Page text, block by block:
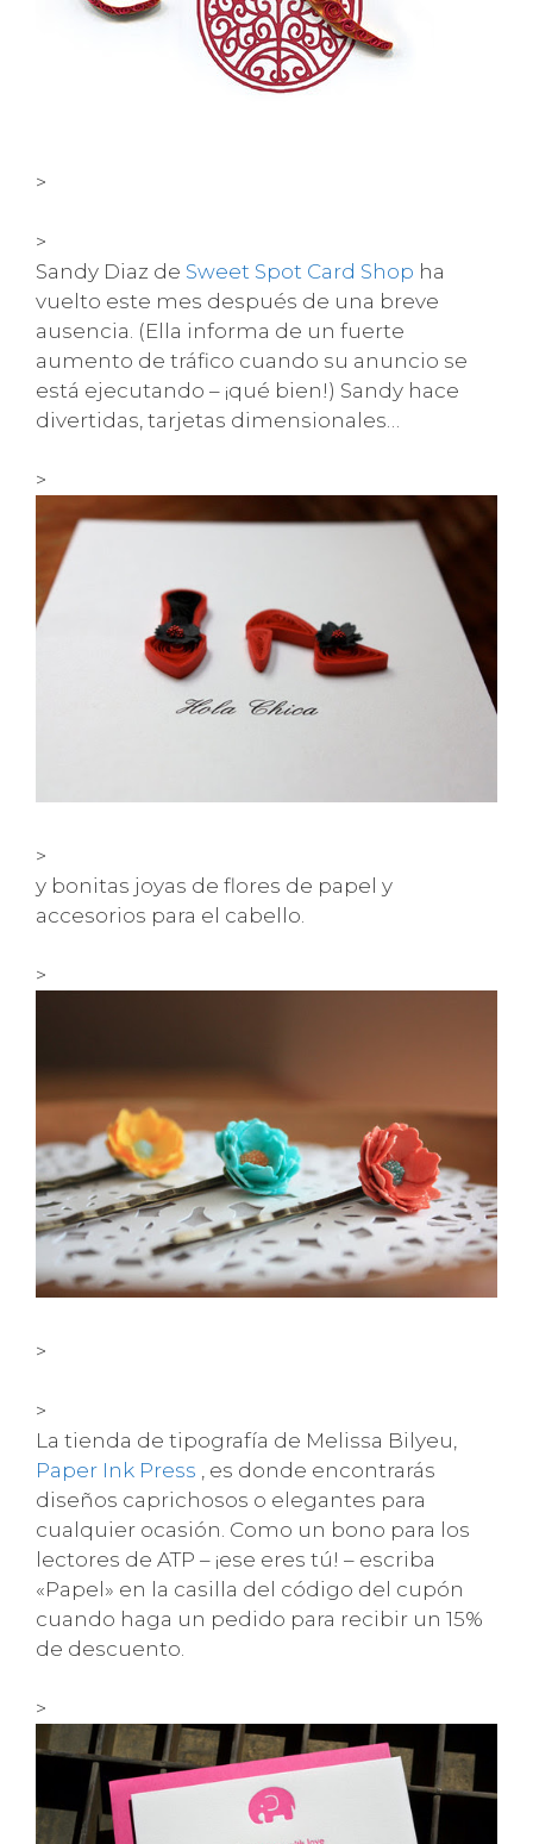
>
>
Sandy Diaz de Sweet Spot Card Shop ha
vuelto este mes después de una breve
ausencia. (Ella informa de un fuerte
aumento de tráfico cuando su anuncio se
está ejecutando – ¡qué bien!) Sandy hace
divertidas, tarjetas dimensionales…
>
>
y bonitas joyas de flores de papel y
accesorios para el cabello.
>
>
>
La tienda de tipografía de Melissa Bilyeu,
Paper Ink Press , es donde encontrarás
diseños caprichosos o elegantes para
cualquier ocasión. Como un bono para los
lectores de ATP – ¡ese eres tú! – escriba
«Papel» en la casilla del código del cupón
cuando haga un pedido para recibir un 15%
de descuento.
>